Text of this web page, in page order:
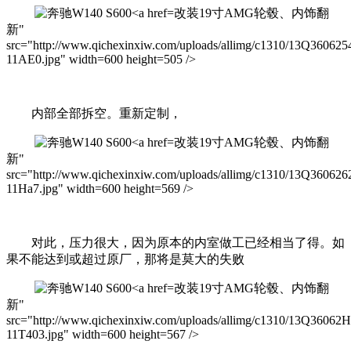
改装19寸AMG轮毂、内饰翻
新"
src="http://www.qichexinxiw.com/uploads/allimg/c1310/
11AE0.jpg" width=600 height=505 />
内部全部拆空。重新定制，
改装19寸AMG轮毂、内饰翻
新"
src="http://www.qichexinxiw.com/uploads/allimg/c1310/
11Ha7.jpg" width=600 height=569 />
对此，压力很大，因为原本的内室做工已经相当了得。如
果不能达到或超过原厂，那将是莫大的失败
改装19寸AMG轮毂、内饰翻
新"
src="http://www.qichexinxiw.com/uploads/allimg/c1310/
11T403.jpg" width=600 height=567 />